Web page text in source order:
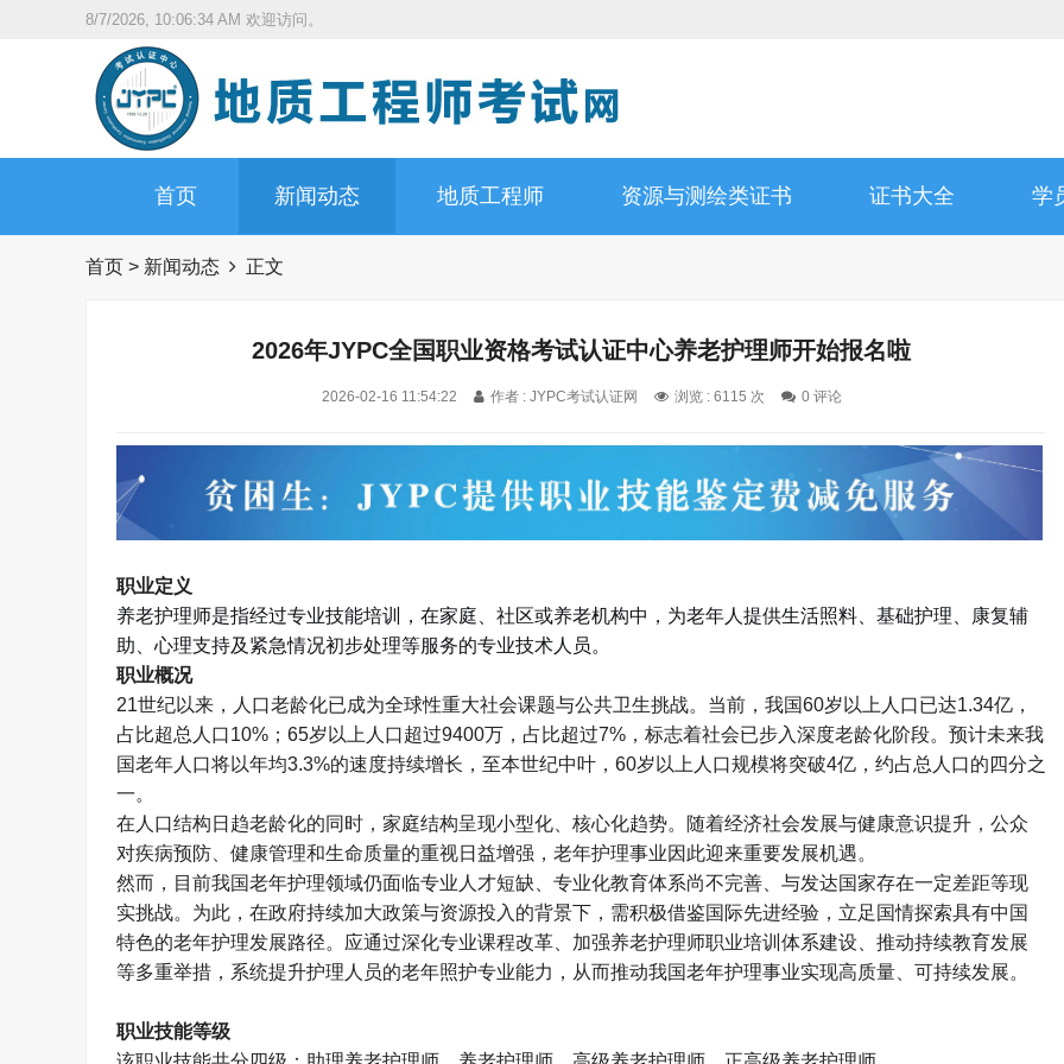
8/7/2026, 10:06:35 AM 欢迎访问。
首页 新闻动态 地质工程师 资源与测绘类证书 证书大全 学
首页 > 新闻动态 正文
2026年JYPC全国职业资格考试认证中心养老护理师开始报名啦
2026-02-16 11:54:22 作者 : JYPC考试认证网 浏览 : 6115 次 0 评论
职业定义
养老护理师是指经过专业技能培训，在家庭、社区或养老机构中，为老年人提供生活照料、基础护理、康复辅
助、心理支持及紧急情况初步处理等服务的专业技术人员。
职业概况
21世纪以来，人口老龄化已成为全球性重大社会课题与公共卫生挑战。当前，我国60岁以上人口已达1.34亿，
占比超总人口10% ； 65岁以上人口超过9400万，占比超过7% ，标志着社会已步入深度老龄化阶段。预计未来我
国老年人口将以年均3.3%的速度持续增长，至本世纪中叶， 60岁以上人口规模将突破4亿，约占总人口的四分之
一。
在人口结构日趋老龄化的同时，家庭结构呈现小型化、核心化趋势。随着经济社会发展与健康意识提升，公众
对疾病预防、健康管理和生命质量的重视日益增强，老年护理事业因此迎来重要发展机遇。
然而，目前我国老年护理领域仍面临专业人才短缺、专业化教育体系尚不完善、与发达国家存在一定差距等现
实挑战。为此，在政府持续加大政策与资源投入的背景下，需积极借鉴国际先进经验，立足国情探索具有中国
特色的老年护理发展路径。应通过深化专业课程改革、加强养老护理师职业培训体系建设、推动持续教育发展
等多重举措，系统提升护理人员的老年照护专业能力，从而推动我国老年护理事业实现高质量、可持续发展。
职业技能等级